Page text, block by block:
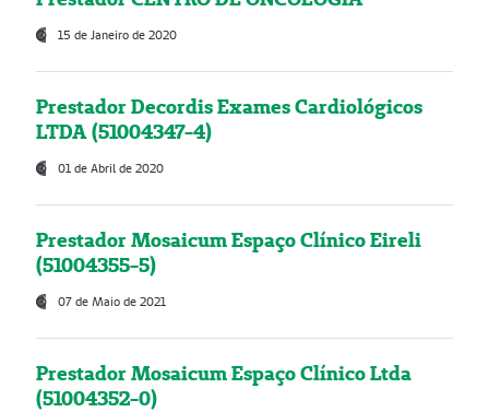
15 de Janeiro de 2020
Prestador Decordis Exames Cardiológicos
LTDA (51004347-4)
01 de Abril de 2020
Prestador Mosaicum Espaço Clínico Eireli
(51004355-5)
07 de Maio de 2021
Prestador Mosaicum Espaço Clínico Ltda
(51004352-0)